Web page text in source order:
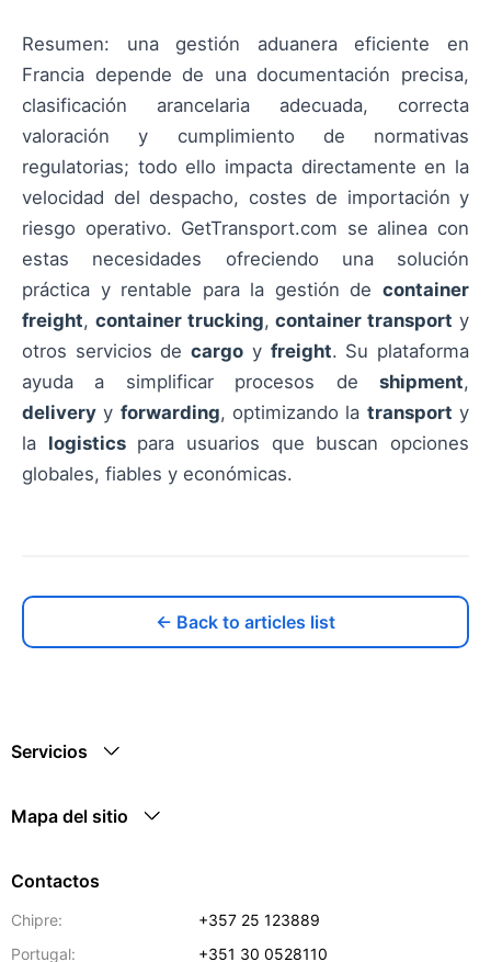
Resumen: una gestión aduanera eficiente en
Francia depende de una documentación precisa,
clasificación arancelaria adecuada, correcta
valoración y cumplimiento de normativas
regulatorias; todo ello impacta directamente en la
velocidad del despacho, costes de importación y
riesgo operativo. GetTransport.com se alinea con
estas necesidades ofreciendo una solución
práctica y rentable para la gestión de container
freight, container trucking,container transport y
otros servicios decargo y freight. Su plataforma
ayuda a simplificar procesos de shipment,
delivery y forwarding, optimizando la transport y
la logisticspara usuarios que buscan opciones
globales, fiables y económicas.
← Back to articles list
Servicios
Mapa del sitio
Contactos
Chipre:
+357 25 123889
Portugal:
+351 30 0528110